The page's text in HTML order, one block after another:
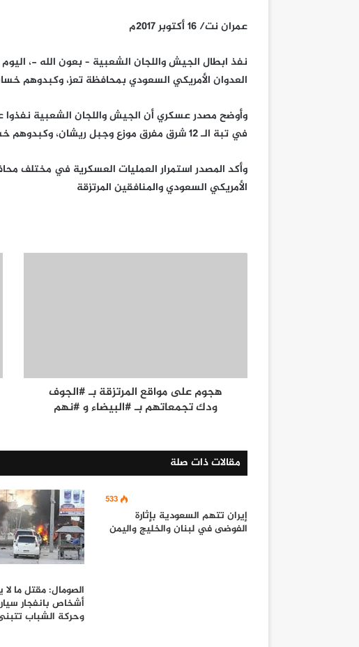
عمران نت/ 16 أكتوبر 2017م
نفذ ابطال الجيش واللجان الشعبية – بعون الله -،
العدوان الأمريكي السعودي بمحافظة تعز، وكبدوهم
وأوضح مصدر عسكري أن الجيش واللجان الشعبية نفذوا
في تبة الـ 12 شرق مفرق موزع وجبل ريشان، وكبدوهم خسائر كبيرة في الأرواح والعتاد.
وأكد المصدر استمرار العمليات العسكرية في مختلف
الأمريكي السعودي والمنافقين المرتزقة
هجوم على مواقع المرتزقة بـ #الجوف
ودك تجمعاتهم بـ #البيضاء و #نهم
مقالات ذات صلة
533
إيران تتهم السعودية بإثارة
الفوضى في لبنان والخليج واليمن
أشخاص بانفجار
وحركة الشباب